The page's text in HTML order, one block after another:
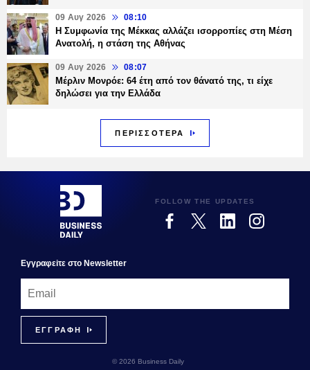
09 Αυγ 2026 08:10
Η Συμφωνία της Μέκκας αλλάζει ισορροπίες στη Μέση
Ανατολή, η στάση της Αθήνας
09 Αυγ 2026 08:07
Μέρλιν Μονρόε: 64 έτη από τον θάνατό της, τι είχε
δηλώσει για την Ελλάδα
ΠΕΡΙΣΣΟΤΕΡΑ
FOLLOW THE UPDATES
Εγγραφεiτε στο Newsletter
© 2026 Business Daily